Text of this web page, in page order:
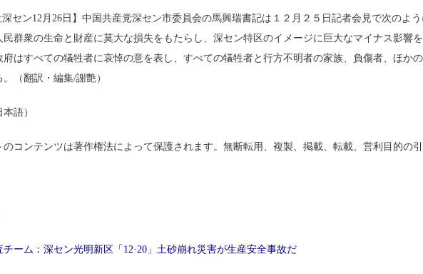
セン12月26日】中国共産党深セン市委員会の馬興瑞書記は１２月２５日記者会見で次のよ
民群衆の生命と財産に莫大な損失をもたらし、深セン特区のイメージに巨大なマイナス影響
府はすべての犠牲者に哀悼の意を表し、すべての犠牲者と行方不明者の家族、負傷者、ほか
。（翻訳・編集/謝艶）
日本語）
のコンテンツは著作権法によって保護されます。無断転用、複製、掲載、転載、営利目的
チーム：深セン光明新区「12·20」土砂崩れ災害が生産安全事故だ